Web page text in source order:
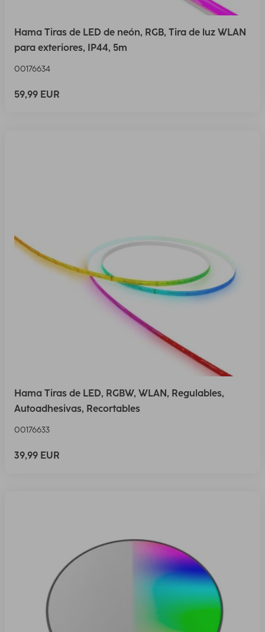
Hama Tiras de LED de neón, RGB, Tira de luz WLAN
para exteriores, IP44, 5m
00176634
59,99 EUR
Hama Tiras de LED, RGBW, WLAN, Regulables,
Autoadhesivas, Recortables
00176633
39,99 EUR